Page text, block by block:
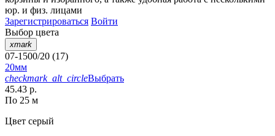
юр. и физ. лицами
Зарегистрироваться Войти
Выбор цвета
xmark
07-1500/20 (17)
20мм
checkmark_alt_circleВыбрать
45.43 р.
По 25 м
Цвет серый